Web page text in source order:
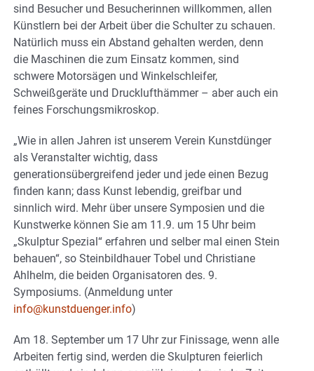
sind Besucher und Besucherinnen willkommen, allen
Künstlern bei der Arbeit über die Schulter zu schauen.
Natürlich muss ein Abstand gehalten werden, denn
die Maschinen die zum Einsatz kommen, sind
schwere Motorsägen und Winkelschleifer,
Schweißgeräte und Drucklufthämmer – aber auch ein
feines Forschungsmikroskop.
„Wie in allen Jahren ist unserem Verein Kunstdünger
als Veranstalter wichtig, dass
generationsübergreifend jeder und jede einen Bezug
finden kann; dass Kunst lebendig, greifbar und
sinnlich wird. Mehr über unsere Symposien und die
Kunstwerke können Sie am 11.9. um 15 Uhr beim
„Skulptur Spezial“ erfahren und selber mal einen Stein
behauen“, so Steinbildhauer Tobel und Christiane
Ahlhelm, die beiden Organisatoren des. 9.
Symposiums. (Anmeldung unter
info@kunstduenger.info)
Am 18. September um 17 Uhr zur Finissage, wenn alle
Arbeiten fertig sind, werden die Skulpturen feierlich